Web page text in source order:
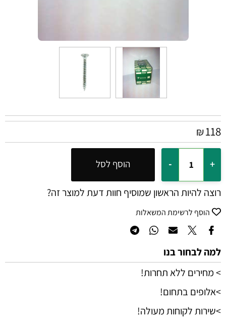
₪118
הוסף לסל
רוצה להיות הראשון שמוסיף חוות דעת למוצר זה?
הוסף לרשימת המשאלות
למה לבחור בנו
> מחירים ללא תחרות!
>אלופים בתחום!
>שירות לקוחות מעולה!